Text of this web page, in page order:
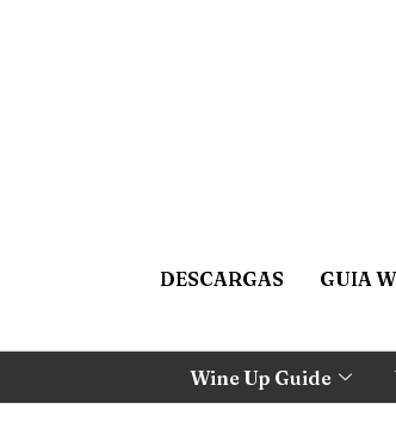
DESCARGAS GUIA
Wine Up Guide